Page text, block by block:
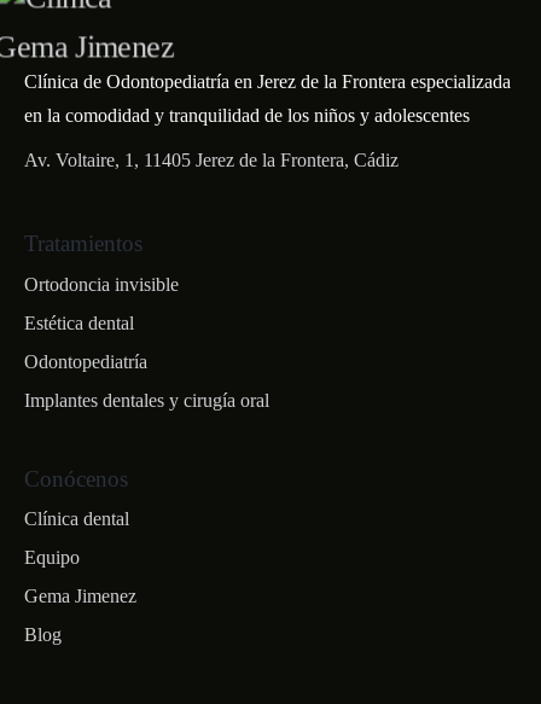
Clínica de Odontopediatría en Jerez de la Frontera especializada
en la comodidad y tranquilidad de los niños y adolescentes
Av. Voltaire, 1, 11405 Jerez de la Frontera, Cádiz
Tratamientos
Ortodoncia invisible
Estética dental
Odontopediatría
Implantes dentales y cirugía oral
Conócenos
Clínica dental
Equipo
Gema Jimenez
Blog